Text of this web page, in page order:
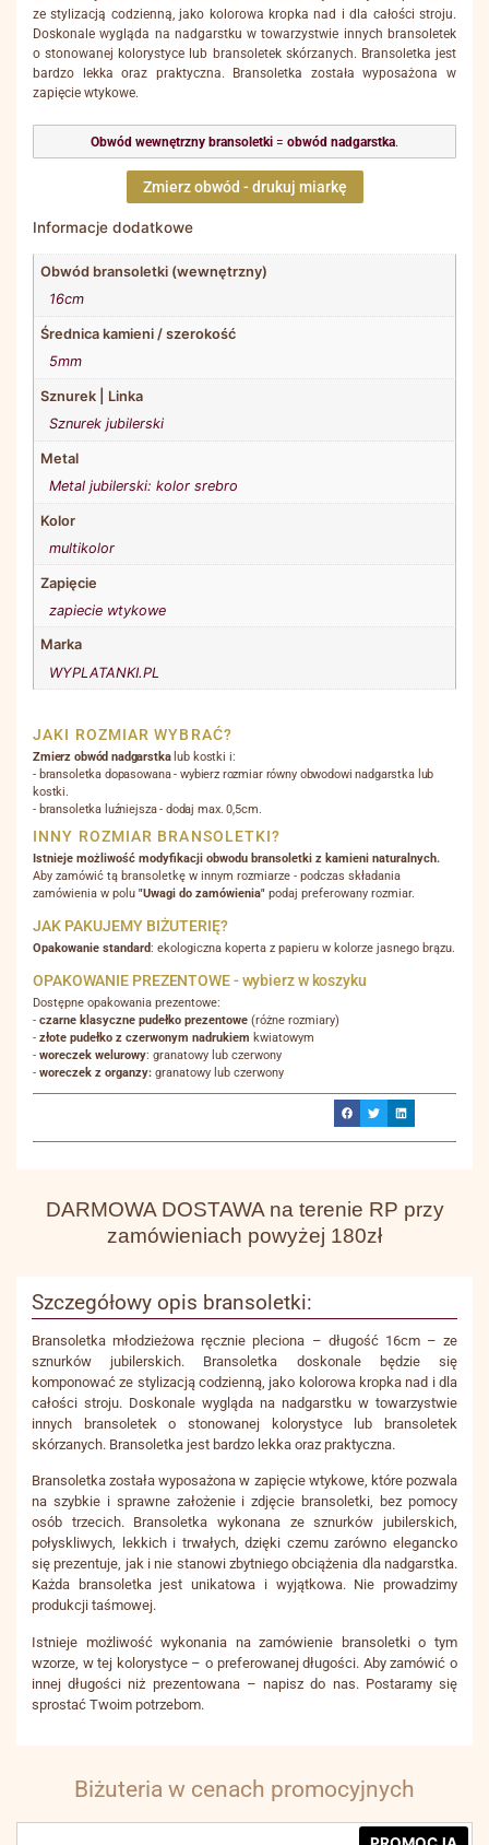
ze stylizacją codzienną, jako kolorowa kropka nad i dla całości stroju.
Doskonale wygląda na nadgarstku w towarzystwie innych bransoletek
o stonowanej kolorystyce lub bransoletek skórzanych. Bransoletka jest
bardzo lekka oraz praktyczna. Bransoletka została wyposażona w
zapięcie wtykowe.
Obwód wewnętrzny bransoletki = obwód nadgarstka.
Zmierz obwód - drukuj miarkę
Informacje dodatkowe
Obwód bransoletki (wewnętrzny)
16cm
Średnica kamieni / szerokość
5mm
Sznurek | Linka
Sznurek jubilerski
Metal
Metal jubilerski: kolor srebro
Kolor
multikolor
Zapięcie
zapiecie wtykowe
Marka
WYPLATANKI.PL
JAKI ROZMIAR WYBRAĆ?
Zmierz obwód nadgarstkalub kostki i:
- bransoletka dopasowana - wybierz rozmiar równy obwodowi nadgarstka lub
kostki.
- bransoletka luźniejsza - dodaj max. 0,5cm.
INNY ROZMIAR BRANSOLETKI?
Istnieje możliwość modyfikacji obwodu bransoletki z kamieni naturalnych.
Aby zamówić tą bransoletkę w innym rozmiarze - podczas składania
zamówienia w polu "Uwagi do zamówienia" podaj preferowany rozmiar.
JAK PAKUJEMY BIŻUTERIĘ?
Opakowanie standard: ekologiczna koperta z papieru w kolorze jasnego brązu.
OPAKOWANIE PREZENTOWE - wybierz w koszyku
Dostępne opakowania prezentowe:
- czarne klasyczne pudełko prezentowe (różne rozmiary)
- złote pudełko z czerwonym nadrukiem kwiatowym
- woreczek welurowy: granatowy lub czerwony
- woreczek z organzy: granatowy lub czerwony
DARMOWA DOSTAWA na terenie RP przy
zamówieniach powyżej 180zł
Szczegółowy opis bransoletki:
Bransoletka młodzieżowa ręcznie pleciona – długość 16cm – ze
sznurków jubilerskich. Bransoletka doskonale będzie się
komponować ze stylizacją codzienną, jako kolorowa kropka nad i dla
całości stroju. Doskonale wygląda na nadgarstku w towarzystwie
innych bransoletek o stonowanej kolorystyce lub bransoletek
skórzanych. Bransoletka jest bardzo lekka oraz praktyczna.
Bransoletka została wyposażona w zapięcie wtykowe, które pozwala
na szybkie i sprawne założenie i zdjęcie bransoletki, bez pomocy
osób trzecich. Bransoletka wykonana ze sznurków jubilerskich,
połyskliwych, lekkich i trwałych, dzięki czemu zarówno elegancko
się prezentuje, jak i nie stanowi zbytniego obciążenia dla nadgarstka.
Każda bransoletka jest unikatowa i wyjątkowa. Nie prowadzimy
produkcji taśmowej.
Istnieje możliwość wykonania na zamówienie bransoletki o tym
wzorze, w tej kolorystyce – o preferowanej długości. Aby zamówić o
innej długości niż prezentowana – napisz do nas. Postaramy się
sprostać Twoim potrzebom.
Biżuteria w cenach promocyjnych